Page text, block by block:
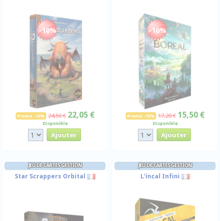
-10%
Promo -10% 24,50 € 22,05 €
Disponible
-10%
Promo -10% 17,20 € 15,50 €
Disponible
JEU DE CARTES GESTION
Star Scrappers Orbital
JEU DE CARTES GESTION
L'incal Infini